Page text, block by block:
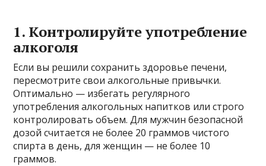
1. Контролируйте употребление
алкоголя
Если вы решили сохранить здоровье печени,
пересмотрите свои алкогольные привычки.
Оптимально — избегать регулярного
употребления алкогольных напитков или строго
контролировать объем. Для мужчин безопасной
дозой считается не более 20 граммов чистого
спирта в день, для женщин — не более 10
граммов.